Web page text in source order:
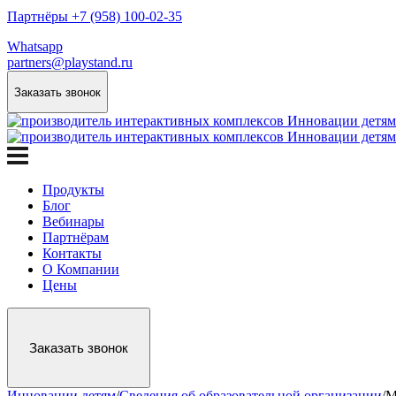
Партнёры +7 (958) 100-02-35
Whatsapp
partners@playstand.ru
Заказать звонок
Продукты
Блог
Вебинары
Партнёрам
Контакты
О Компании
Цены
Заказать звонок